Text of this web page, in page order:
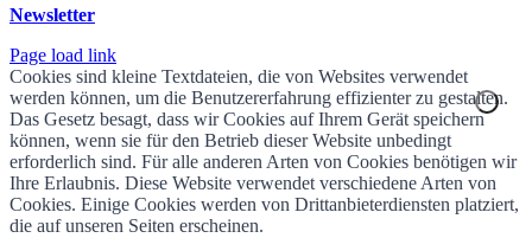
Newsletter
Page load link
Cookies sind kleine Textdateien, die von Websites verwendet
werden können, um die Benutzererfahrung effizienter zu gestalten.
Das Gesetz besagt, dass wir Cookies auf Ihrem Gerät speichern
können, wenn sie für den Betrieb dieser Website unbedingt
erforderlich sind. Für alle anderen Arten von Cookies benötigen wir
Ihre Erlaubnis. Diese Website verwendet verschiedene Arten von
Cookies. Einige Cookies werden von Drittanbieterdiensten platziert,
die auf unseren Seiten erscheinen.